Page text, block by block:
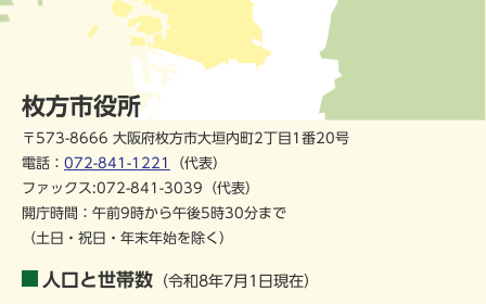
枚方市役所
〒573-8666 大阪府枚方市大垣内町2丁目1番20号
電話： 072-841-1221
（代表）
ファックス:072-841-3039（代表）
開庁時間：午前9時から午後5時30分まで
（土日・祝日・年末年始を除く）
人口と世帯数 （令和8年7月1日現在）